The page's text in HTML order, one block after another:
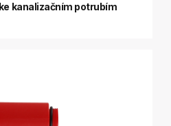
kanalizačním potrubím